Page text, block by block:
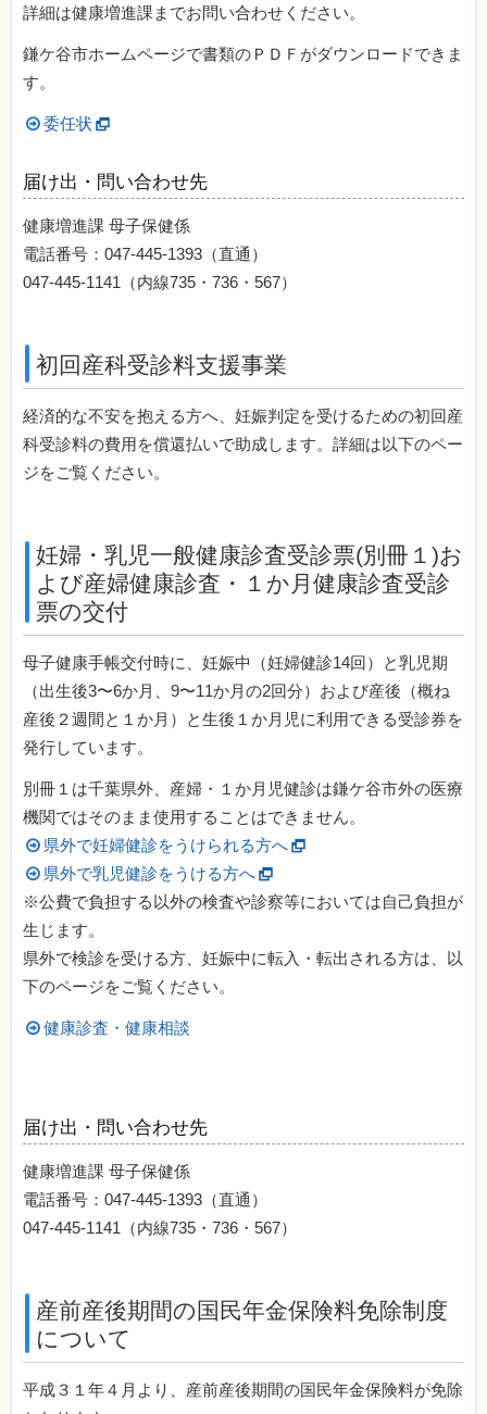
詳細は健康増進課までお問い合わせください。
鎌ケ谷市ホームページで書類のＰＤＦがダウンロードできま
す。
委任状
届け出・問い合わせ先
健康増進課 母子保健係
電話番号：047-445-1393（直通）
047-445-1141（内線735・736・567）
初回産科受診料支援事業
経済的な不安を抱える方へ、妊娠判定を受けるための初回産
科受診料の費用を償還払いで助成します。詳細は以下のペー
ジをご覧ください。
妊婦・乳児一般健康診査受診票(別冊１)お
よび産婦健康診査・１か月健康診査受診
票の交付
母子健康手帳交付時に、妊娠中（妊婦健診14回）と乳児期
（出生後3〜6か月、9〜11か月の2回分）および産後（概ね
産後２週間と１か月）と生後１か月児に利用できる受診券を
発行しています。
別冊１は千葉県外、産婦・１か月児健診は鎌ケ谷市外の医療
機関ではそのまま使用することはできません。
県外で妊婦健診をうけられる方へ
県外で乳児健診をうける方へ
※公費で負担する以外の検査や診察等においては自己負担が
生じます。
県外で検診を受ける方、妊娠中に転入・転出される方は、以
下のページをご覧ください。
健康診査・健康相談
届け出・問い合わせ先
健康増進課 母子保健係
電話番号：047-445-1393（直通）
047-445-1141（内線735・736・567）
産前産後期間の国民年金保険料免除制度
について
平成３１年４月より、産前産後期間の国民年金保険料が免除